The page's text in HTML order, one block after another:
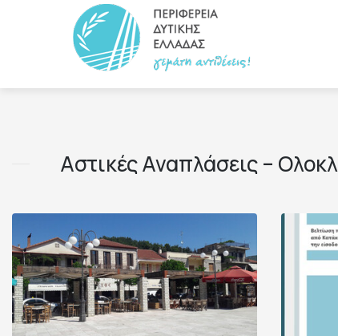
Αστικές Αναπλάσεις –